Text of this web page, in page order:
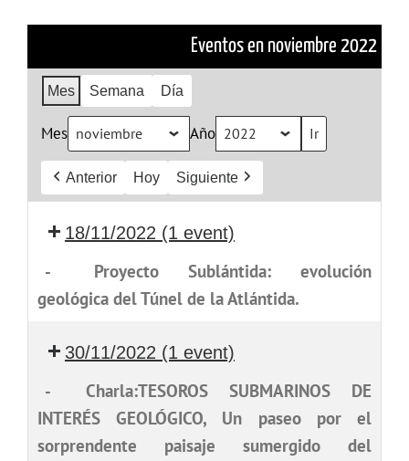
Eventos en noviembre 2022
Mes Semana Día
Mes Año
Anterior Hoy Siguiente
18/11/2022 (1 event)
-
Proyecto Sublántida: evolución
geológica del Túnel de la Atlántida.
30/11/2022 (1 event)
-
Charla:TESOROS SUBMARINOS DE
INTERÉS GEOLÓGICO, Un paseo por el
sorprendente paisaje sumergido del